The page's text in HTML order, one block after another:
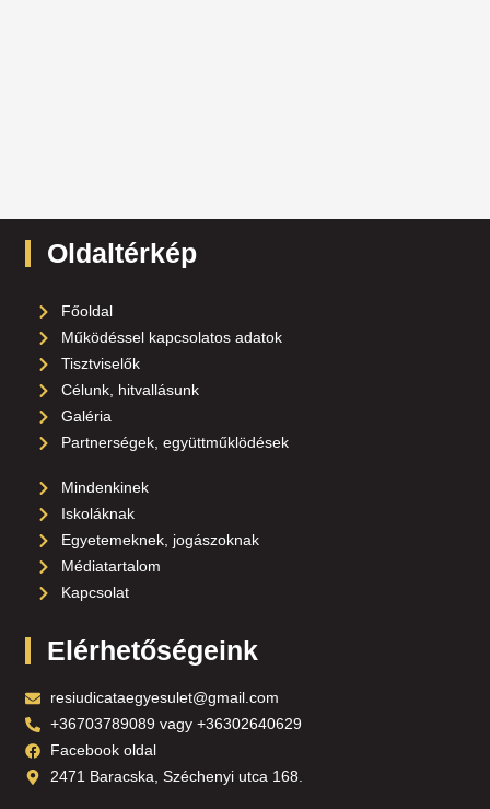
Oldaltérkép
Főoldal
Működéssel kapcsolatos adatok
Tisztviselők
Célunk, hitvallásunk
Galéria
Partnerségek, együttműklödések
Mindenkinek
Iskoláknak
Egyetemeknek, jogászoknak
Médiatartalom
Kapcsolat
Elérhetőségeink
resiudicataegyesulet@gmail.com
+36703789089 vagy +36302640629
Facebook oldal
2471 Baracska, Széchenyi utca 168.